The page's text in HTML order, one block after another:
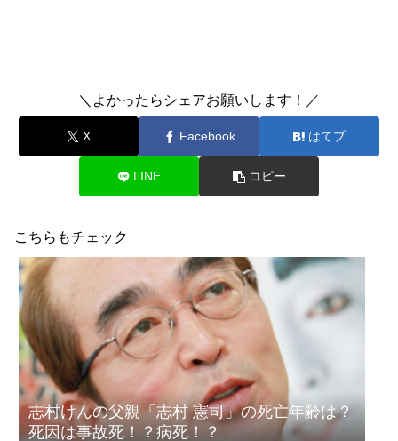
＼よかったらシェアお願いします！／
X Facebook はてブ
LINE コピー
こちらもチェック
志村けんの父親「志村 憲司」の死亡年齢は？
死因は事故死！？病死！？